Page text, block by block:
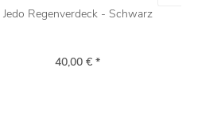
Jedo Regenverdeck - Schwarz
40,00 € *